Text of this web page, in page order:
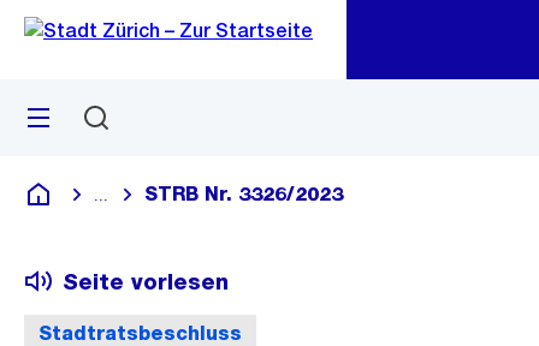
Navigation
Sprunglink
Menü
Deutsch
Blende alle Breadcrumbs ein
STRB Nr. 3326/2023
Stadtratsbeschluss
Seite vorlesen